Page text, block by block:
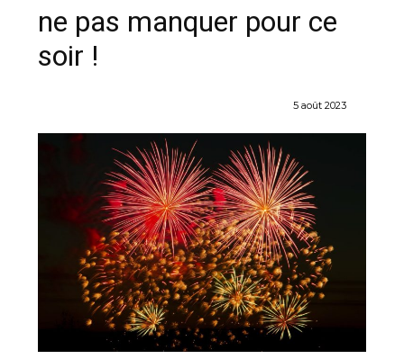
ne pas manquer pour ce
soir !
5 août 2023